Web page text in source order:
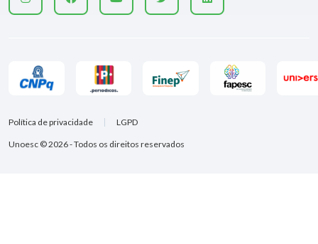
Unoesc © 2026 - Todos os direitos reservados
Política de privacidade LGPD